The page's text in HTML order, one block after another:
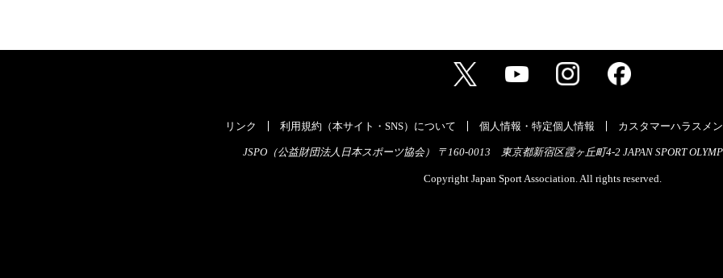
リンク 利用規約（本サイト・SNS）について 個人情報・特定個人情報 カスタマーハラスメ
JSPO（公益財団法人日本スポーツ協会） 〒160-0013 東京都新宿区霞ヶ丘町4-2 JAPAN SPORT
Copyright Japan Sport Association. All rights reserved.